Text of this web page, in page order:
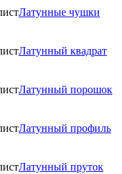
Латунные чушки
Латунный квадрат
Латунный порошок
Латунный профиль
Латунный пруток